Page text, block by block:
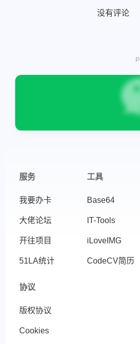
没有评论
服务
我要办卡
大佬论坛
开往项目
51LA统计
工具
Base64
IT-Tools
iLoveIMG
CodeCV简历
协议
版权协议
Cookies